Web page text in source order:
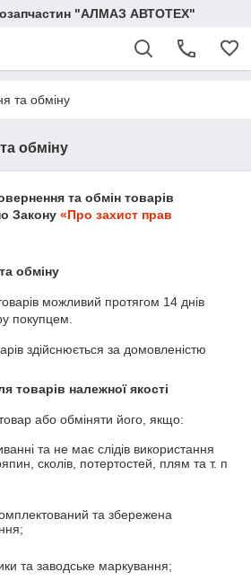
"АЛМАЗ АВТОТЕХ"
та обміну
обміну
та обмін товарів
Закону «Про захист прав
обміну
можливий протягом 14 днів
покупцем.
здійснюється за домовленістю
товарів належної якості
або обміняти його, якщо:
та не має слідів використання
сколів, потертостей, плям та т. п
та збережена
та заводське маркування;